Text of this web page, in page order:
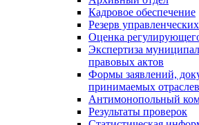
Кадровое обеспечение
Резерв
Оценка
Экспертиза
правовых актов
Формы заявлений,
принимаемых
Антимонопольный
Результаты проверок